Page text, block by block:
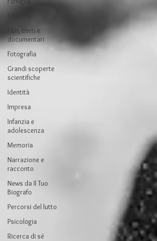
Filosofia
Film, corti e
documentari
Fotografia
Grandi scoperte
scientifiche
Identità
Impresa
Infanzia e
adolescenza
Memoria
Narrazione e
racconto
News da Il Tuo
Biografo
Percorsi del lutto
Psicologia
Ricerca di sé